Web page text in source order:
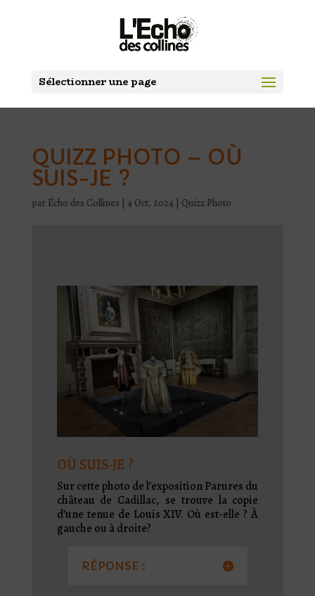
Sélectionner une page
QUIZZ PHOTO – OÙ
SUIS-JE ?
par Écho des Collines 4 Oct, 2024 Quizz Photo
OÙ SUIS-JE ?
Sur cette photo de l’exposition Parures du
château de Cadillac, se trouve la copie
d’une tenue de Louis XIV. Où est-elle ? À
gauche ou à droite?
RÉPONSE :